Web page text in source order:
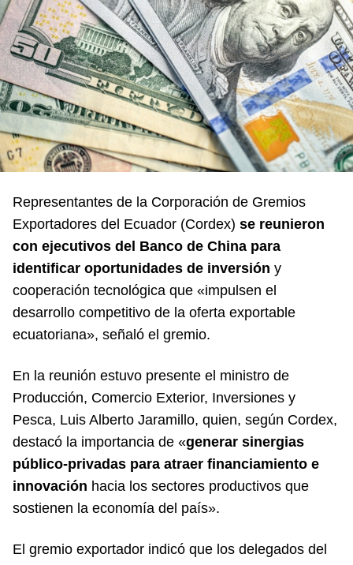
Representantes de la Corporación de Gremios
Exportadores del Ecuador (Cordex) se reunieron
con ejecutivos del Banco de China para
identificar oportunidades de inversión y
cooperación tecnológica que «impulsen el
desarrollo competitivo de la oferta exportable
ecuatoriana», señaló el gremio.
En la reunión estuvo presente el ministro de
Producción, Comercio Exterior, Inversiones y
Pesca, Luis Alberto Jaramillo, quien, según Cordex,
destacó la importancia de «generar sinergias
público-privadas para atraer financiamiento e
innovación hacia los sectores productivos que
sostienen la economía del país».
El gremio exportador indicó que los delegados del